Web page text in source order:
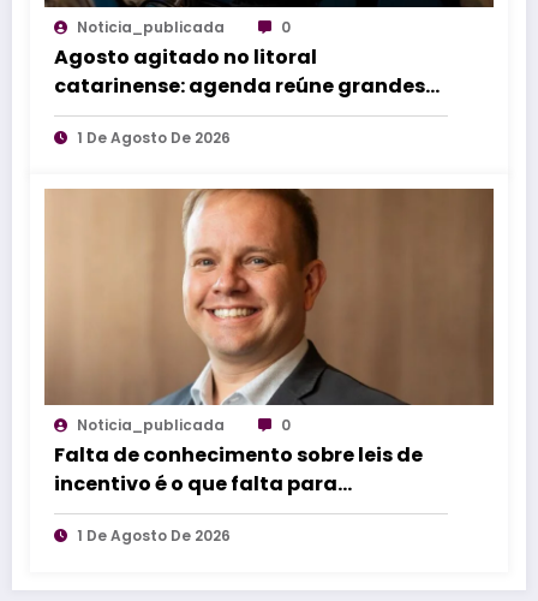
Noticia_publicada 0
Agosto agitado no litoral
catarinense: agenda reúne grandes
eventos de norte a sul do estado
1 De Agosto De 2026
Noticia_publicada 0
Falta de conhecimento sobre leis de
incentivo é o que falta para
impulsionar inovação industrial
1 De Agosto De 2026